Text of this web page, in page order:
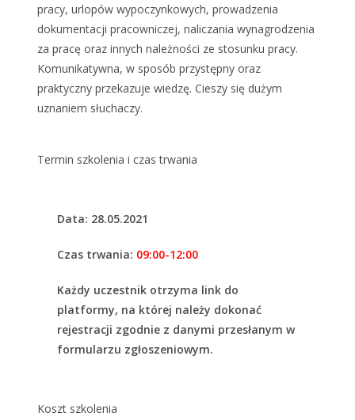
pracy, urlopów wypoczynkowych, prowadzenia
dokumentacji pracowniczej, naliczania wynagrodzenia
za pracę oraz innych należności ze stosunku pracy.
Komunikatywna, w sposób przystępny oraz
praktyczny przekazuje wiedzę. Cieszy się dużym
uznaniem słuchaczy.
Termin szkolenia i czas trwania
Data: 28.05.2021
Czas trwania: 09:00-12:00
Każdy uczestnik otrzyma link do
platformy, na której należy dokonać
rejestracji zgodnie z danymi przesłanym w
formularzu zgłoszeniowym.
Koszt szkolenia